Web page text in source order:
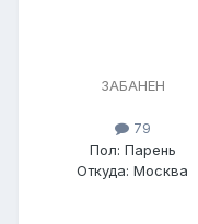
ЗАБАНЕН
79
Пол: Парень
Откуда: Москва